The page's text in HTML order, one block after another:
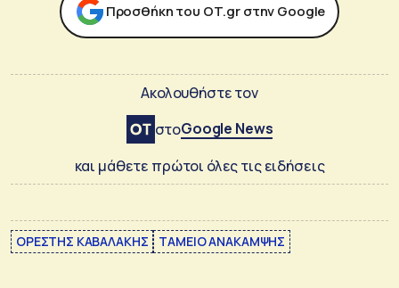
Προσθήκη του ΟΤ.gr στην Google
Ακολουθήστε τον
στοGoogle News
και μάθετε πρώτοι όλες τις ειδήσεις
ΟΡΕΣΤΗΣ ΚΑΒΑΛΑΚΗΣ ΤΑΜΕΙΟ ΑΝΑΚΑΜΨΗΣ